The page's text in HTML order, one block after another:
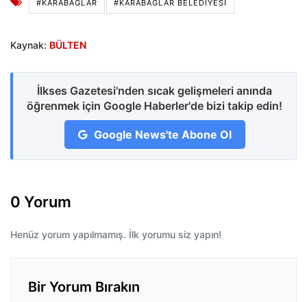
#KARABAĞLAR #KARABAĞLAR BELEDIYESI
Kaynak: BÜLTEN
İlkses Gazetesi'nden sıcak gelişmeleri anında
öğrenmek için Google Haberler'de bizi takip edin!
Google News'te Abone Ol
0 Yorum
Henüz yorum yapılmamış. İlk yorumu siz yapın!
Bir Yorum Bırakın